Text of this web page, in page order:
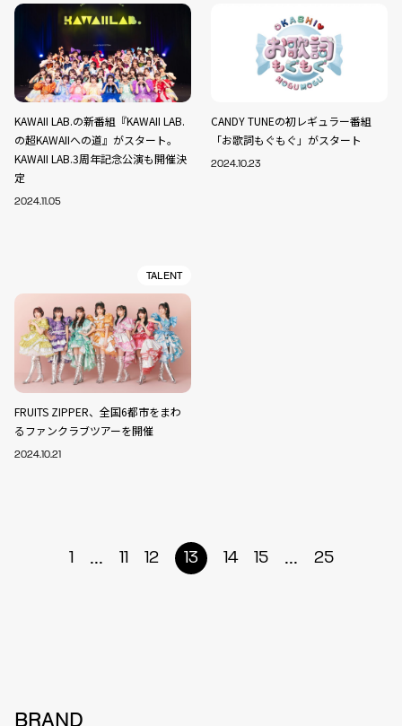
KAWAII LAB.の新番組『KAWAII LAB.
の超KAWAIIへの道』がスタート。
KAWAII LAB.3周年記念公演も開催決
定
2024.11.05
CANDY TUNEの初レギュラー番組
「お歌詞もぐもぐ」がスタート
2024.10.23
TALENT
FRUITS ZIPPER、全国6都市をまわ
るファンクラブツアーを開催
2024.10.21
1 ... 11 12 13 14 15 ... 25
BRAND